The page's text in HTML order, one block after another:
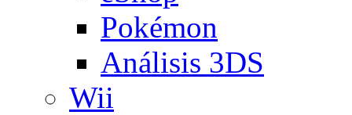
Pokémon
Análisis 3DS
Wii